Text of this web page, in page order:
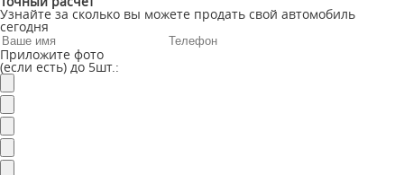
Узнайте за сколько вы можете продать свой автомобиль
сегодня
Приложите фото
(если есть) до 5шт.: